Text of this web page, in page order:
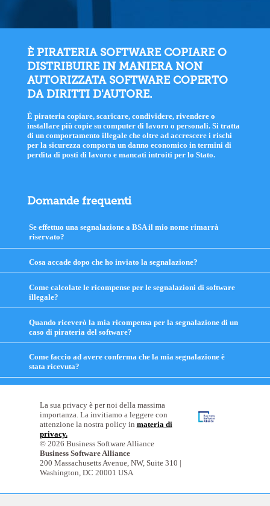
È PIRATERIA SOFTWARE COPIARE O
DISTRIBUIRE IN MANIERA NON
AUTORIZZATA SOFTWARE COPERTO
DA DIRITTI D'AUTORE.
È pirateria copiare, scaricare, condividere, rivendere o
installare più copie su computer di lavoro o personali. Si tratta
di un comportamento illegale che oltre ad accrescere i rischi
per la sicurezza comporta un danno economico in termini di
perdita di posti di lavoro e mancati introiti per lo Stato.
Domande frequenti
Se effettuo una segnalazione a BSA il mio nome rimarrà
riservato?
to
contents
Cosa accade dopo che ho inviato la segnalazione?
to
contents
Come calcolate le ricompense per le segnalazioni di software
illegale?
to
contents
Quando riceverò la mia ricompensa per la segnalazione di un
caso di pirateria del software?
to
contents
Come faccio ad avere conferma che la mia segnalazione è
stata ricevuta?
to
expand
La sua privacy è per noi della massima
importanza. La invitiamo a leggere con
attenzione la nostra policy in materia di
privacy.
© 2026 Business Software Alliance
Business Software Alliance
200 Massachusetts Avenue, NW, Suite 310 |
Washington, DC 20001 USA